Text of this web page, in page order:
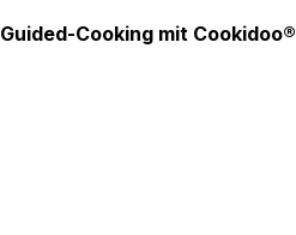
Guided-Cooking mit Cookidoo®